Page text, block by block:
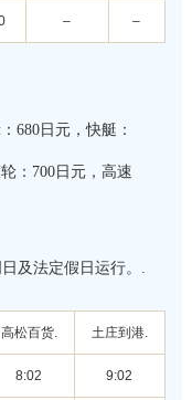
– –
680日元，快艇：
：700日元，高速
及法定假日运行。.
高松百货. 土庄到港.
8:02 9:02